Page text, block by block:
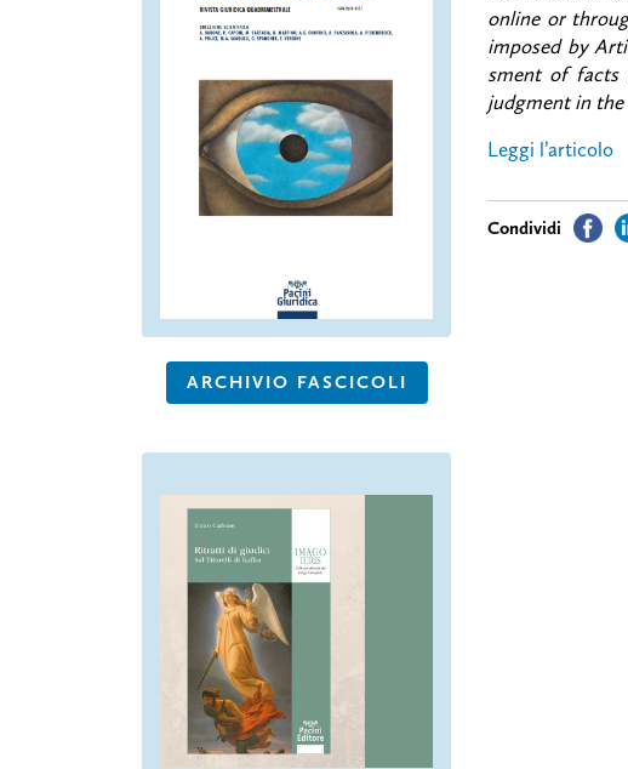
ARCHIVIO FASCICOLI
online or
imposed by
sment of facts
judgment in the
Leggi l’articolo